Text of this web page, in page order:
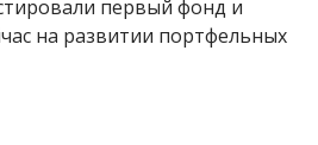
первый фонд и
на развитии портфельных